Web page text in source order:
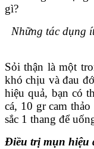
Những tác dụng
Sỏi thận là một
khó chịu và đau
hiệu quả, bạn có
cá, 10 gr cam
sắc 1 thang để
Điều trị mụn hiệu